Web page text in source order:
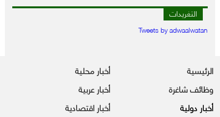
التغريدات
Tweets by adwaalwatan
الرئيسية
أخبار محلية
وظائف شاغرة
أخبار عربية
أخبار دولية
أخبار اقتصادية